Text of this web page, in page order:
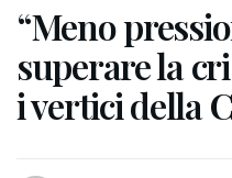
“Meno
superare la
i vertici della